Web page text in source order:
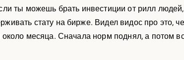
ты можешь брать инвестиции от рилл
стату на бирже. Видел видос про это,
месяца. Сначала норм поднял, а потом